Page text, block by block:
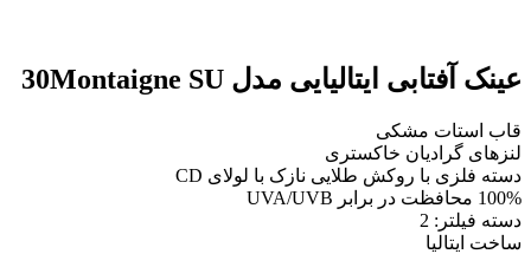
عینک آفتابی ایتالیایی مدل 30Montaigne SU
قاب استات مشکی
لنزهای گرادیان خاکستری
دسته فلزی با روکش طلایی نازک با لولای CD
100% محافظت در برابر UVA/UVB
دسته فیلتر: 2
ساخت ایتالیا